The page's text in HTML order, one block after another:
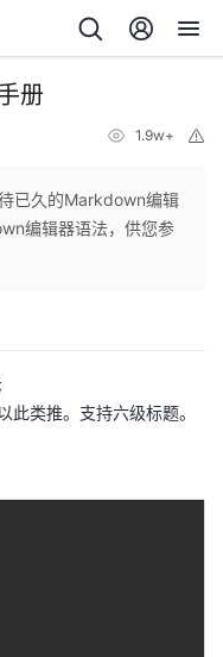
册
1.9w+
已久的Markdown编辑
编辑器语法，供您参
类推。支持六级标题。